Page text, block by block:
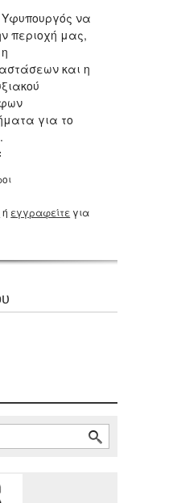
Υφυπουργός να
περιοχή μας,
και η
για το
ή εγγραφείτε για